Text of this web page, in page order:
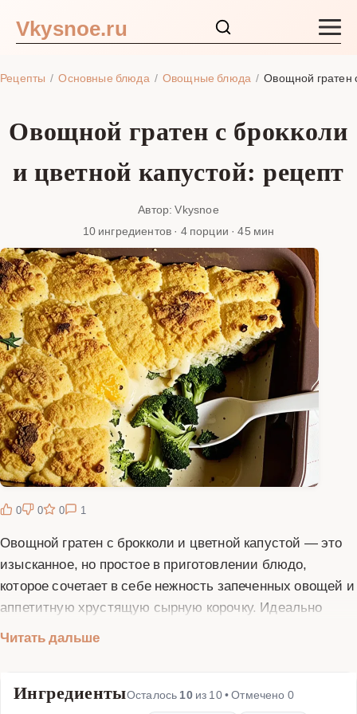
Vkysnoe.ru
Рецепты Основные блюда Овощные блюда Овощной гратен
Овощной гратен с брокколи
и цветной капустой: рецепт
Автор: Vkysnoe
10 ингредиентов · 4 порции · 45 мин
0 0 0 1
Овощной гратен с брокколи и цветной капустой — это
изысканное, но простое в приготовлении блюдо,
которое сочетает в себе нежность запеченных овощей и
аппетитную хрустящую сырную корочку. Идеально
даже праздничного стола. Основу гратена составляют
витаминами, минералами и клетчаткой. Их дополняют
Читать дальше
ИнгредиентыОсталось 10из 10• Отмечено 0